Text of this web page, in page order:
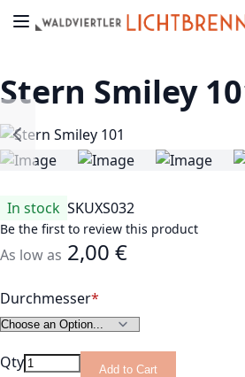
Skip to Content
Toggle Nav
Stern Smiley
In stock SKUXS032
Be the first to review this product
As low as 2,00 €
Durchmesser
Qty Add to Cart